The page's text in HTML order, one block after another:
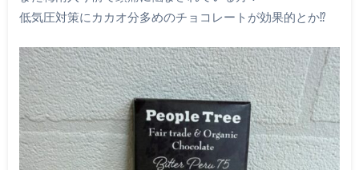
低気圧対策にカカオ分多めのチョコレートが効果的とか⁉